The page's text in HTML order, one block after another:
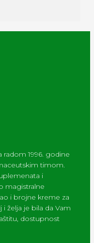
1996. godine
timom.
i
magistralne
i brojne kreme za
želja je bila da Vam
dostupnost